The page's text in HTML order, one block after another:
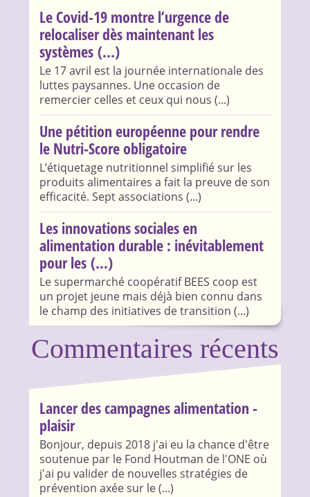
Le Covid-19 montre l’urgence de
relocaliser dès maintenant les
systèmes (...)
Le 17 avril est la journée internationale des
luttes paysannes. Une occasion de
remercier celles et ceux qui nous (...)
Une pétition européenne pour rendre
le Nutri-Score obligatoire
L’étiquetage nutritionnel simplifié sur les
produits alimentaires a fait la preuve de son
efficacité. Sept associations (...)
Les innovations sociales en
alimentation durable : inévitablement
pour les (...)
Le supermarché coopératif BEES coop est
un projet jeune mais déjà bien connu dans
le champ des initiatives de transition (...)
Commentaires récents
Lancer des campagnes alimentation -
plaisir
Bonjour, depuis 2018 j'ai eu la chance d'être
soutenue par le Fond Houtman de l'ONE où
j'ai pu valider de nouvelles stratégies de
prévention axée sur le (...)